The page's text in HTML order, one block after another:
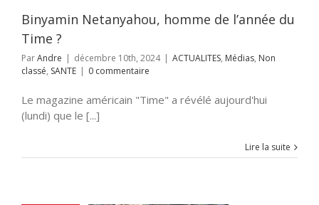
Binyamin Netanyahou, homme de l’année du
Time ?
ParAndre | décembre 10th, 2024 | ACTUALITES, Médias, Non
classé, SANTE | 0 commentaire
Le magazine américain "Time" a révélé aujourd'hui
(lundi) que le [...]
Lire la suite